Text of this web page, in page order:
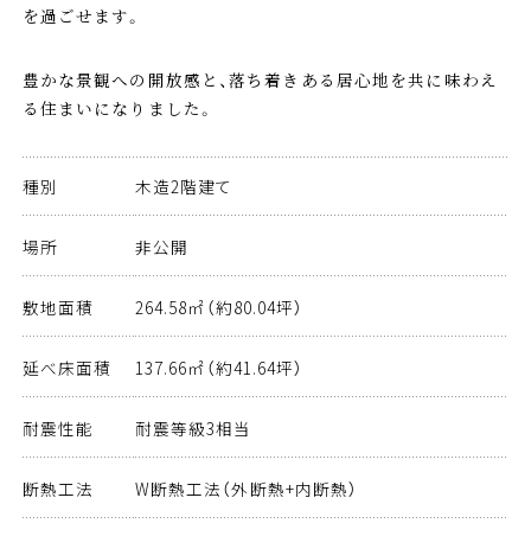
を過ごせます。
豊かな景観への開放感と、落ち着きある居心地を共に味わえ
る住まいになりました。
種別 木造2階建て
場所 非公開
敷地面積 264.58㎡（約80.04坪）
延べ床面積 137.66㎡（約41.64坪）
耐震性能 耐震等級3相当
断熱工法 W断熱工法（外断熱+内断熱）